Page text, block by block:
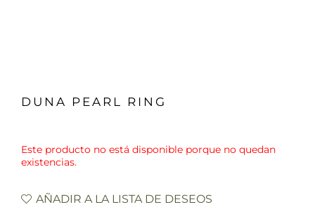
DUNA PEARL RING
Este producto no está disponible porque no quedan
existencias.
AÑADIR A LA LISTA DE DESEOS